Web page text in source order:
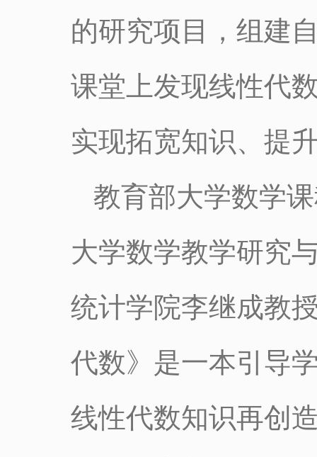
的研究项目，组建
课堂上发现线性代
实现拓宽知识、提
教育部大学数学
大学数学教学研究
统计学院李继成教
代数》是一本引导
线性代数知识再创